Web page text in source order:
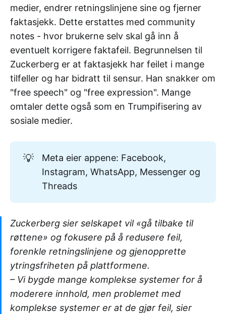
medier, endrer retningslinjene sine og fjerner
faktasjekk. Dette erstattes med community
notes - hvor brukerne selv skal gå inn å
eventuelt korrigere faktafeil. Begrunnelsen til
Zuckerberg er at faktasjekk har feilet i mange
tilfeller og har bidratt til sensur. Han snakker om
"free speech" og "free expression". Mange
omtaler dette også som en Trumpifisering av
sosiale medier.
💡
Meta eier appene: Facebook,
Instagram, WhatsApp, Messenger og
Threads
Zuckerberg sier selskapet vil «gå tilbake til
røttene» og fokusere på å redusere feil,
forenkle retningslinjene og gjenopprette
ytringsfriheten på plattformene.
– Vi bygde mange komplekse systemer for å
moderere innhold, men problemet med
komplekse systemer er at de gjør feil, sier